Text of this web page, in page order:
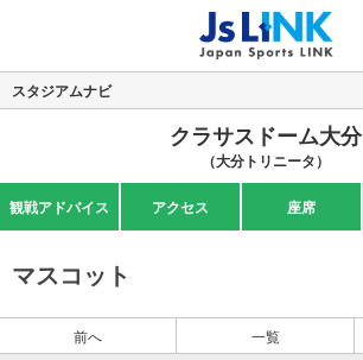
スタジアムナビ
クラサスドーム大分
（大分トリニータ）
観戦アドバイス アクセス 座席
マスコット
前へ 一覧